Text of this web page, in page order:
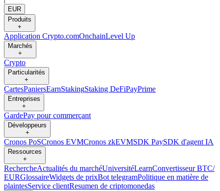
EUR
Produits
+
Application Crypto.comOnchainLevel Up
Marchés
+
Crypto
Particularités
+
CartesPaniersEarnStakingStaking DeFiPayPrime
Entreprises
+
GardePay pour commerçant
Développeurs
+
Cronos PoSCronos EVMCronos zkEVMSDK PaySDK d'agent IA
Ressources
+
RechercheActualités du marchéUniversitéLearnConvertisseur BTC/
EURGlossaireWidgets de prixBot telegramPolitique en matière de
plaintesService clientResumen de criptomonedas